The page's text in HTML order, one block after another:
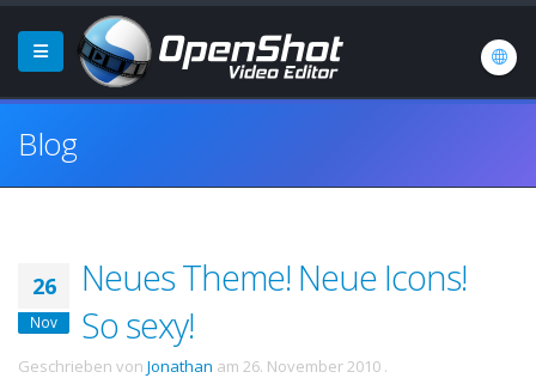
Blog
26
Nov
Neues Theme! Neue Icons!
So sexy!
Geschrieben von Jonathan am 26. November 2010 .